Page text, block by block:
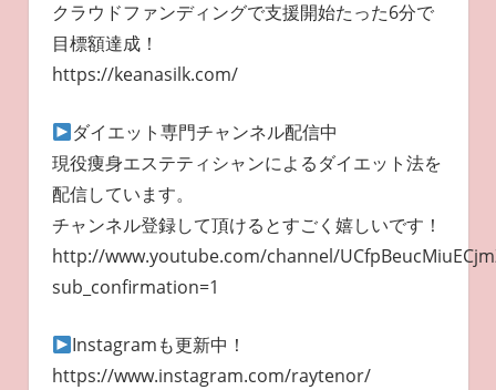
クラウドファンディングで支援開始たった6分で
目標額達成！
https://keanasilk.com/
ダイエット専門チャンネル配信中
現役痩身エステティシャンによるダイエット法を
配信しています。
チャンネル登録して頂けるとすごく嬉しいです！
http://www.youtube.com/channel/
sub_confirmation=1
Instagramも更新中！
https://www.instagram.com/raytenor/